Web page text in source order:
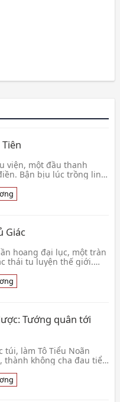
viện, một đầu thanh
Bận bịu lúc trồng linh
Huỳnh Hỏa Trùng
Giác
hoang đại lục, một tràn
thái tu luyện thế giới.
Hỏa Thụ
Tướng quân tới
túi, làm Tô Tiểu Noãn
thành không cha đau tiểu
Lạc